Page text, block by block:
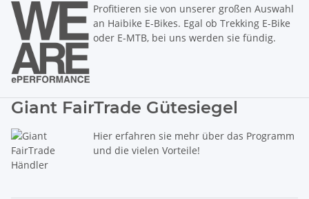
Profitieren sie von unserer großen Auswahl
an Haibike E-Bikes. Egal ob Trekking E-Bike
oder E-MTB, bei uns werden sie fündig.
Giant FairTrade Gütesiegel
Hier erfahren sie mehr über das Programm
und die vielen Vorteile!